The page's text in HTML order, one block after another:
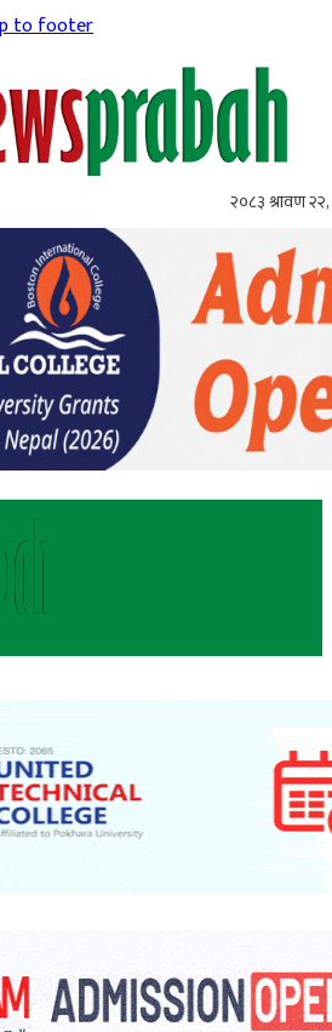
to footer
२०८३ श्रावण २२,